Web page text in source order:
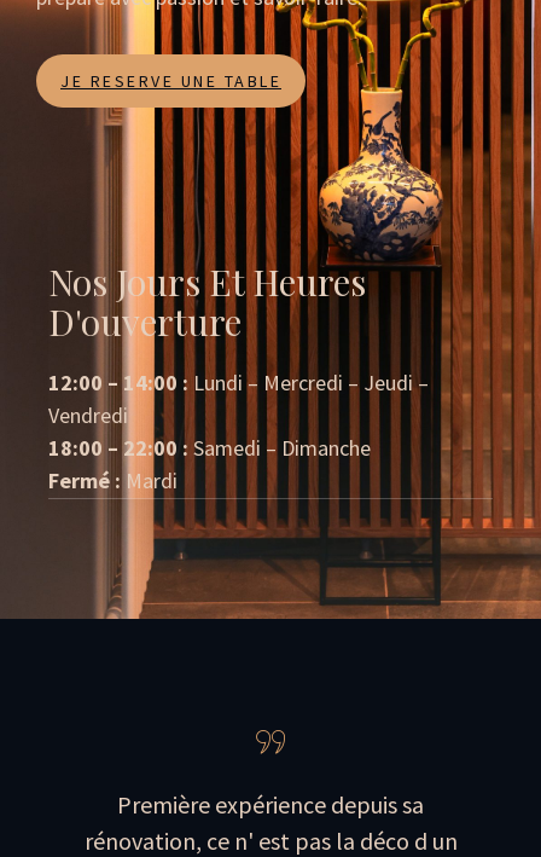
JE RESERVE UNE TABLE
Nos Jours Et Heures
D'ouverture
12:00 – 14:00 : Lundi – Mercredi – Jeudi –
Vendredi
18:00 – 22:00 : Samedi – Dimanche
Fermé : Mardi
Première expérience depuis sa
rénovation, ce n' est pas la déco d un